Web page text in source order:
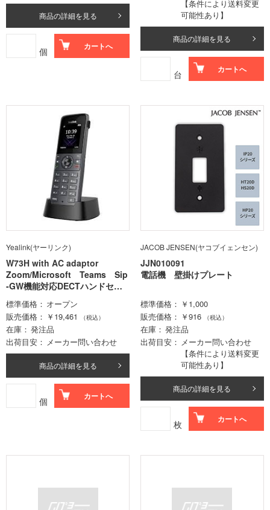
商品の詳細を見る
個 カートへ
【条件により送料変更
可能性あり】
商品の詳細を見る
台 カートへ
Yealink(ヤーリンク)
W73H with AC adaptor
Zoom/Microsoft Teams Sip
-GW機能対応DECTハンドセッ
ト､AC電源付
標準価格
オープン
販売価格
￥19,461 （税込）
在庫
発注品
出荷目安
メーカー問い合わせ
商品の詳細を見る
個 カートへ
JACOB JENSEN(ヤコブイェンセン)
JJN010091
電話機 壁掛けプレート
標準価格
￥1,000
販売価格
￥916 （税込）
在庫
発注品
出荷目安
メーカー問い合わせ
【条件により送料変更
可能性あり】
商品の詳細を見る
枚 カートへ